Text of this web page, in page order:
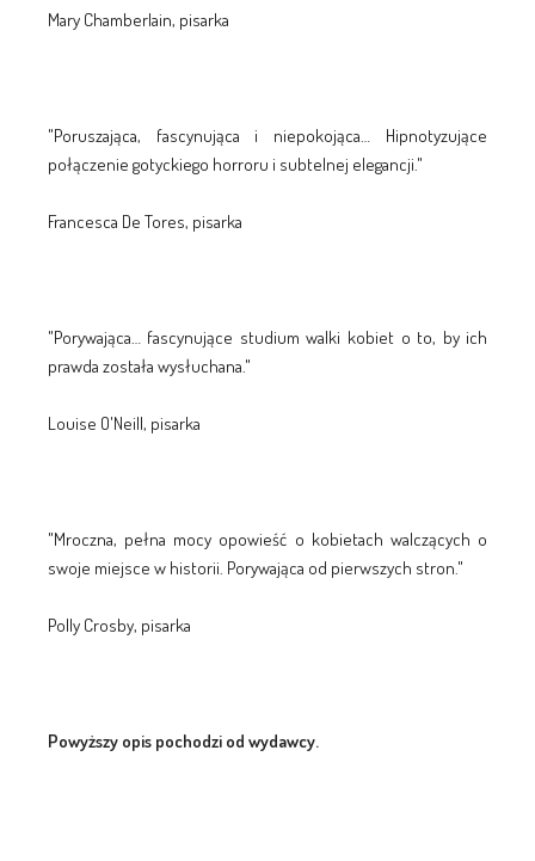
Mary Chamberlain, pisarka
"Poruszająca, fascynująca i niepokojąca… Hipnotyzujące
połączenie gotyckiego horroru i subtelnej elegancji."
Francesca De Tores, pisarka
"Porywająca… fascynujące studium walki kobiet o to, by ich
prawda została wysłuchana."
Louise O'Neill, pisarka
"Mroczna, pełna mocy opowieść o kobietach walczących o
swoje miejsce w historii. Porywająca od pierwszych stron."
Polly Crosby, pisarka
Powyższy opis pochodzi od wydawcy.